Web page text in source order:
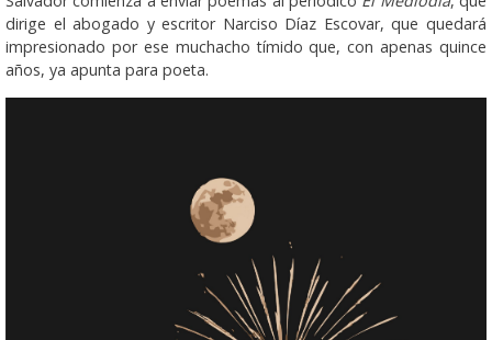
dirige el abogado y escritor Narciso Díaz Escovar, que quedará
impresionado por ese muchacho tímido que, con apenas quince
años, ya apunta para poeta.